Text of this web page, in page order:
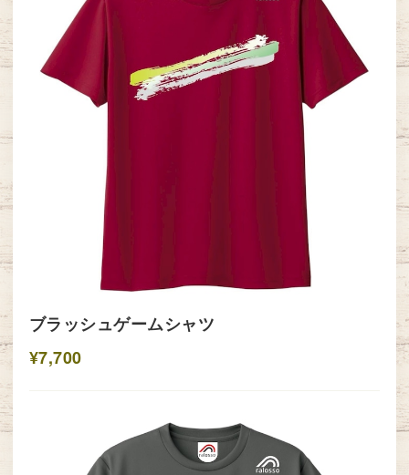
ブラッシュゲームシャツ
¥7,700